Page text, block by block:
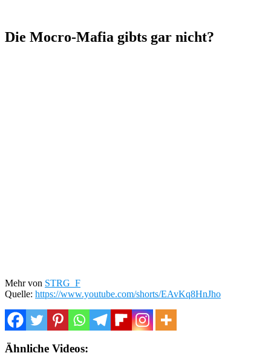
Die Mocro-Mafia gibts gar nicht?
Mehr von STRG_F
Quelle: https://www.youtube.com/shorts/EAvKq8HnJho
Ähnliche Videos: